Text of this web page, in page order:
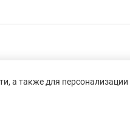
также для персонализации